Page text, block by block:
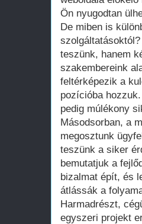
Ön nyugodtan
De miben is
teszünk, hanem
szakembereink
feltérképezik a
pozícióba
pedig múlékony
Másodsorban, a
megosztunk
teszünk a siker
bemutatjuk a
bizalmat épít, és
átlássák a
Harmadrészt,
egyszeri projekt